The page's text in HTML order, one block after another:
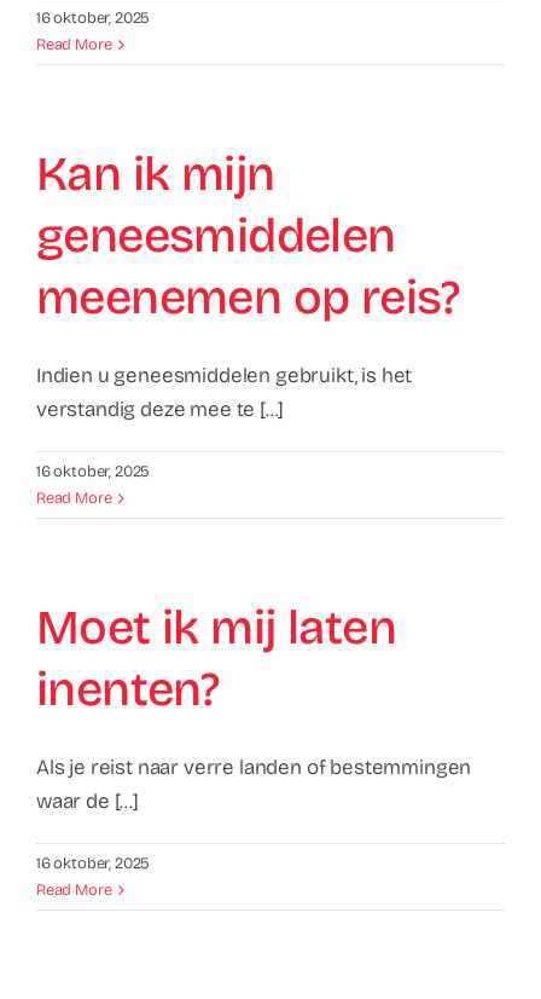
16 oktober, 2025
Read More
Kan ik mijn
geneesmiddelen
meenemen op reis?
Indien u geneesmiddelen gebruikt, is het
verstandig deze mee te [...]
16 oktober, 2025
Read More
Moet ik mij laten
inenten?
Als je reist naar verre landen of bestemmingen
waar de [...]
16 oktober, 2025
Read More